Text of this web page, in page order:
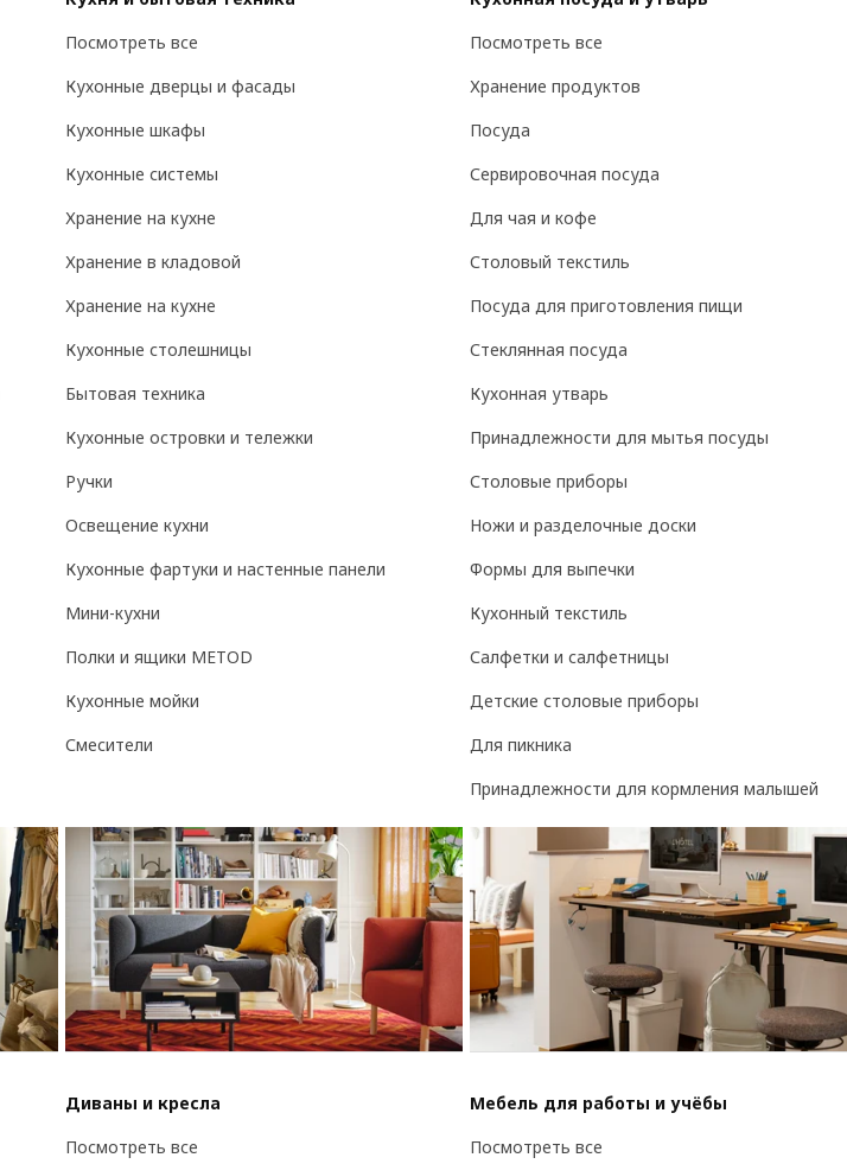
Посмотреть все
Кухонные дверцы и фасады
Кухонные шкафы
Кухонные системы
Хранение на кухне
Хранение в кладовой
Хранение на кухне
Кухонные столешницы
Бытовая техника
Кухонные островки и тележки
Ручки
Освещение кухни
Кухонные фартуки и настенные панели
Мини-кухни
Полки и ящики METOD
Кухонные мойки
Смесители
Посмотреть все
Хранение продуктов
Посуда
Сервировочная посуда
Для чая и кофе
Столовый текстиль
Посуда для приготовления пищи
Стеклянная посуда
Кухонная утварь
Принадлежности для мытья посуды
Столовые приборы
Ножи и разделочные доски
Формы для выпечки
Кухонный текстиль
Салфетки и салфетницы
Детские столовые приборы
Для пикника
Принадлежности для кормления малышей
Диваны и кресла
Посмотреть все
Мебель для работы и учёбы
Посмотреть все